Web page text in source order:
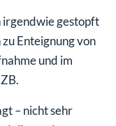
irgendwie gestopft
Enteignung von
und im
– nicht sehr